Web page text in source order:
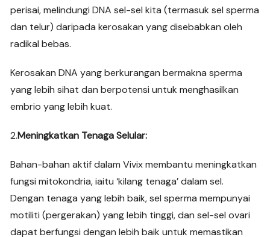
perisai, melindungi DNA sel-sel kita (termasuk sel sperma
dan telur) daripada kerosakan yang disebabkan oleh
radikal bebas.
Kerosakan DNA yang berkurangan bermakna sperma
yang lebih sihat dan berpotensi untuk menghasilkan
embrio yang lebih kuat.
2.Meningkatkan Tenaga Selular:
Bahan-bahan aktif dalam Vivix membantu meningkatkan
fungsi mitokondria, iaitu ‘kilang tenaga’ dalam sel.
Dengan tenaga yang lebih baik, sel sperma mempunyai
motiliti (pergerakan) yang lebih tinggi, dan sel-sel ovari
dapat berfungsi dengan lebih baik untuk memastikan